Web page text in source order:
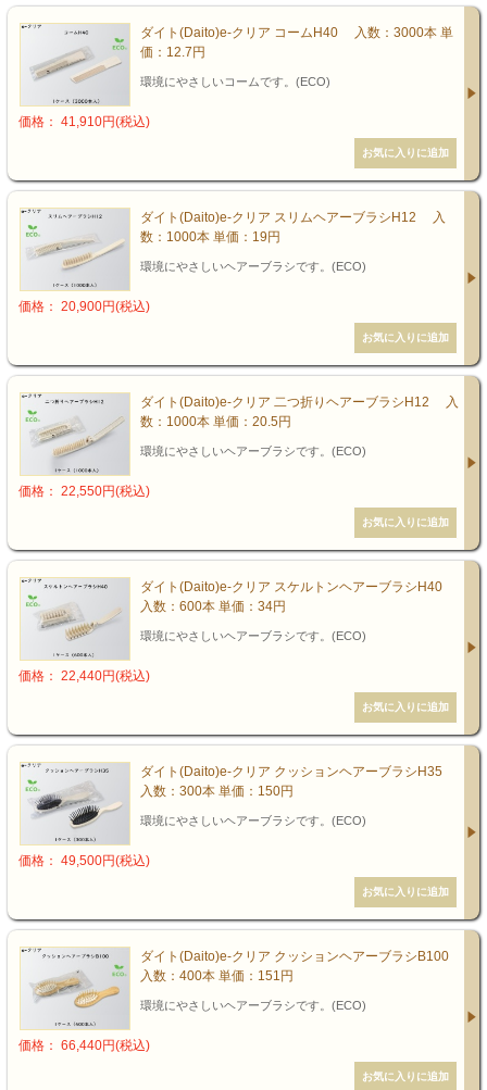
ダイト(Daito)e-クリア コームH40 入数：3000本 単
価：12.7円
環境にやさしいコームです。(ECO)
価格： 41,910円(税込)
ダイト(Daito)e-クリア スリムヘアーブラシH12 入
数：1000本 単価：19円
環境にやさしいヘアーブラシです。(ECO)
価格： 20,900円(税込)
ダイト(Daito)e-クリア 二つ折りヘアーブラシH12 入
数：1000本 単価：20.5円
環境にやさしいヘアーブラシです。(ECO)
価格： 22,550円(税込)
ダイト(Daito)e-クリア スケルトンヘアーブラシH40
入数：600本 単価：34円
環境にやさしいヘアーブラシです。(ECO)
価格： 22,440円(税込)
ダイト(Daito)e-クリア クッションヘアーブラシH35
入数：300本 単価：150円
環境にやさしいヘアーブラシです。(ECO)
価格： 49,500円(税込)
ダイト(Daito)e-クリア クッションヘアーブラシB100
入数：400本 単価：151円
環境にやさしいヘアーブラシです。(ECO)
価格： 66,440円(税込)